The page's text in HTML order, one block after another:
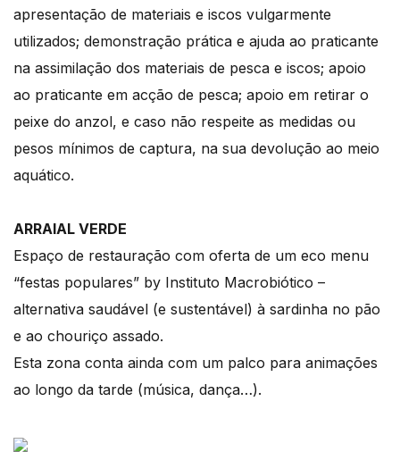
apresentação de materiais e iscos vulgarmente
utilizados; demonstração prática e ajuda ao praticante
na assimilação dos materiais de pesca e iscos; apoio
ao praticante em acção de pesca; apoio em retirar o
peixe do anzol, e caso não respeite as medidas ou
pesos mínimos de captura, na sua devolução ao meio
aquático.
ARRAIAL VERDE
Espaço de restauração com oferta de um eco menu
“festas populares” by Instituto Macrobiótico –
alternativa saudável (e sustentável) à sardinha no pão
e ao chouriço assado.
Esta zona conta ainda com um palco para animações
ao longo da tarde (música, dança…).